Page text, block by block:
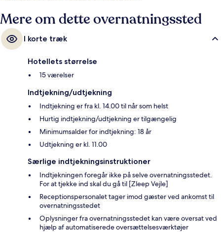
Mere om dette overnatningssted
I korte træk
Hotellets størrelse
15 værelser
Indtjekning/udtjekning
Indtjekning er fra kl. 14.00 til når som helst
Hurtig indtjekning/udtjekning er tilgængelig
Minimumsalder for indtjekning: 18 år
Udtjekning er kl. 11.00
Særlige indtjekningsinstruktioner
Indtjekningen foregår ikke på selve overnatningsstedet.
For at tjekke ind skal du gå til [Zleep Vejle]
Receptionspersonalet tager imod gæster ved ankomst til
overnatningsstedet
Oplysninger fra overnatningsstedet kan være oversat ved
hjælp af automatiserede oversættelsesværktøjer